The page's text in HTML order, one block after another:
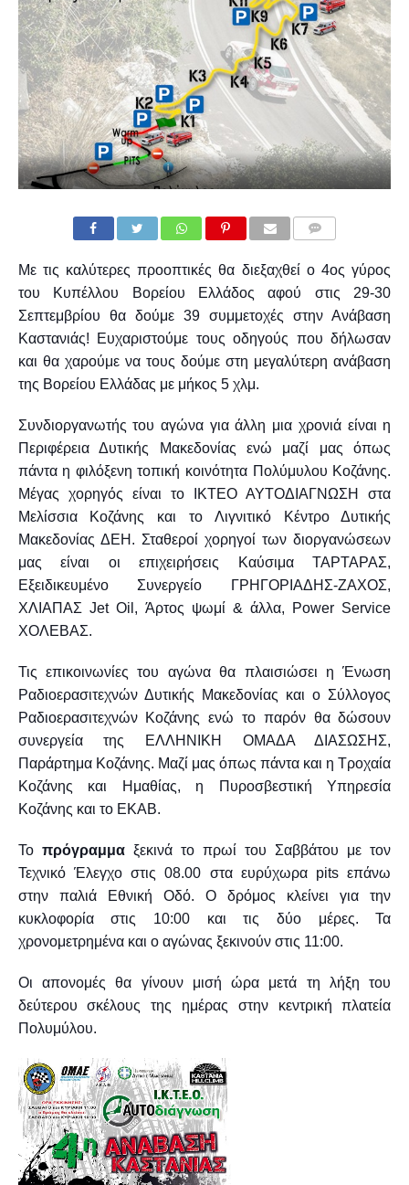
Με τις καλύτερες προοπτικές θα διεξαχθεί ο 4ος γύρος
του Κυπέλλου Βορείου Ελλάδος αφού στις 29-30
Σεπτεμβρίου θα δούμε 39 συμμετοχές στην Ανάβαση
Καστανιάς! Ευχαριστούμε τους οδηγούς που δήλωσαν
και θα χαρούμε να τους δούμε στη μεγαλύτερη ανάβαση
της Βορείου Ελλάδας με μήκος 5 χλμ.
Συνδιοργανωτής του αγώνα για άλλη μια χρονιά είναι η
Περιφέρεια Δυτικής Μακεδονίας ενώ μαζί μας όπως
πάντα η φιλόξενη τοπική κοινότητα Πολύμυλου Κοζάνης.
Μέγας χορηγός είναι το ΙΚΤΕΟ ΑΥΤΟΔΙΑΓΝΩΣΗ στα
Μελίσσια Κοζάνης και το Λιγνιτικό Κέντρο Δυτικής
Μακεδονίας ΔΕΗ. Σταθεροί χορηγοί των διοργανώσεων
μας είναι οι επιχειρήσεις
Kαύσιμα ΤΑΡΤΑΡΑΣ,
Εξειδικευμένο Συνεργείο ΓΡΗΓΟΡΙΑΔΗΣ-ΖΑΧΟΣ,
ΧΛΙΑΠΑΣ Jet Oil, Άρτος ψωμί & άλλα,
Power Service
ΧΟΛΕΒΑΣ.
Τις επικοινωνίες του αγώνα θα πλαισιώσει η Ένωση
Ραδιοερασιτεχνών Δυτικής Μακεδονίας και ο Σύλλογος
Ραδιοερασιτεχνών Κοζάνης ενώ το παρόν θα δώσουν
συνεργεία της ΕΛΛΗΝΙΚΗ ΟΜΑΔΑ ΔΙΑΣΩΣΗΣ,
Παράρτημα Κοζάνης. Μαζί μας όπως πάντα και η Τροχαία
Κοζάνης και Ημαθίας, η Πυροσβεστική Υπηρεσία
Κοζάνης και το ΕΚΑΒ.
Το πρόγραμμαξεκινά το πρωί του Σαββάτου με τον
Τεχνικό Έλεγχο στις 08.00 στα ευρύχωρα pits επάνω
στην παλιά Εθνική Οδό. Ο δρόμος κλείνει για την
κυκλοφορία στις 10:00 και τις δύο μέρες. Τα
χρονομετρημένα και ο αγώνας ξεκινούν στις 11:00.
Οι απονομές θα γίνουν μισή ώρα μετά τη λήξη του
δεύτερου σκέλους της ημέρας στην κεντρική πλατεία
Πολυμύλου.